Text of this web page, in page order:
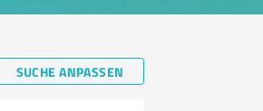
SUCHE ANPASSEN